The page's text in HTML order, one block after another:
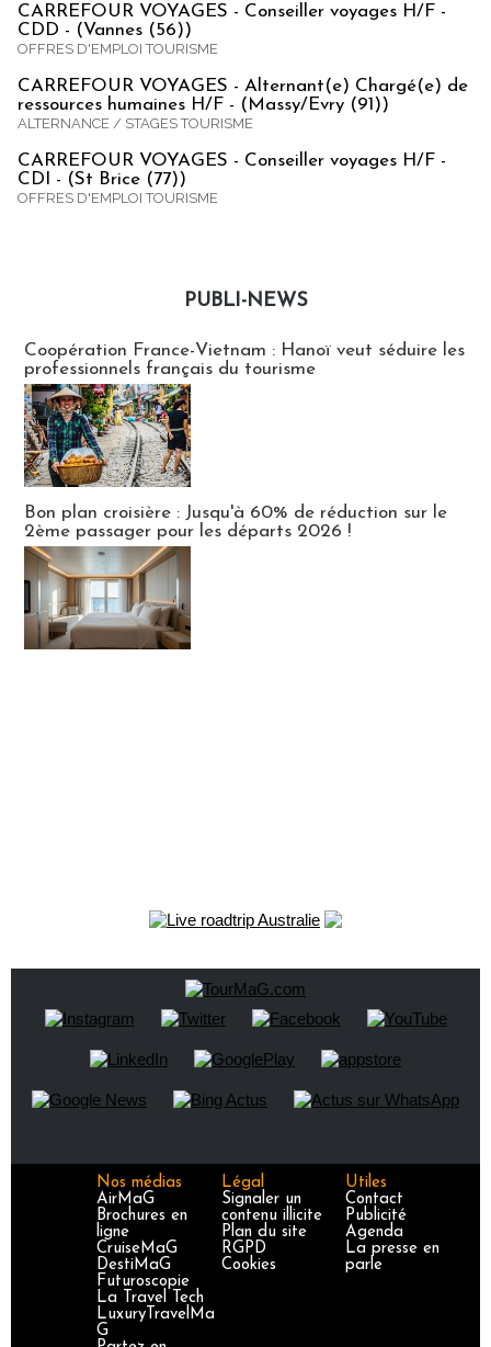
CARREFOUR VOYAGES - Conseiller voyages H/F -
CDD - (Vannes (56))
OFFRES D'EMPLOI TOURISME
CARREFOUR VOYAGES - Alternant(e) Chargé(e) de
ressources humaines H/F - (Massy/Evry (91))
ALTERNANCE / STAGES TOURISME
CARREFOUR VOYAGES - Conseiller voyages H/F -
CDI - (St Brice (77))
OFFRES D'EMPLOI TOURISME
PUBLI-NEWS
Coopération France-Vietnam : Hanoï veut séduire les
professionnels français du tourisme
Bon plan croisière : Jusqu'à 60% de réduction sur le
2ème passager pour les départs 2026 !
Nos médias
AirMaG
Brochures en
ligne
CruiseMaG
DestiMaG
Futuroscopie
La Travel Tech
LuxuryTravelMa
G
Légal
Signaler un
contenu illicite
Plan du site
RGPD
Cookies
Utiles
Contact
Publicité
Agenda
La presse en
parle